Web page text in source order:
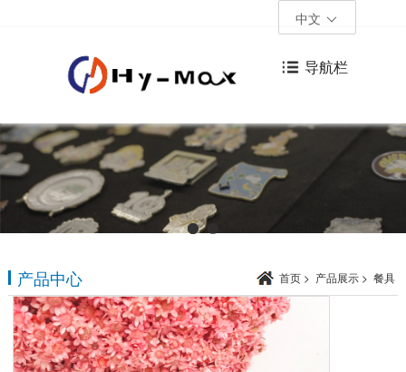
中文
导航栏
产品中心 首页 > 产品展示 > 餐具